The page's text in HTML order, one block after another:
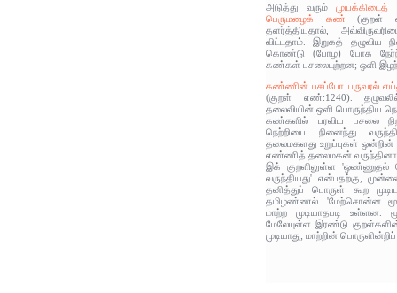
அடுத்து வரும்
பெருமழைக் கண் (குறள்
தளர்த்தியதால்,
விட்டதாம். இறுகத் தழுவிய
கொண்டு (போழ) போக
கண்கள் பசலையுற்றன; ஒளி
கண்ணின் பசப்போ பருவரல்
(குறள் எண்:1240).
தலைவியின் ஒளி பொருந்திய
கண்களில் பரவிய பசலை
நெற்றியை நினைந்து
தலைமகளது உறுப்புகள்
எண்ணித் தலைமகன்
இக் குறளிலுள்ள 'ஒண்ணுதல்
வருந்தியது' என்பதற்கு,
தனித்துப் பொருள் கூற
தமிழண்ணல். 'மேற்சொன்ன
மாற்ற முடியாதபடி
மேலேயுள்ள இரண்டு
முடியாது; மாற்றின்